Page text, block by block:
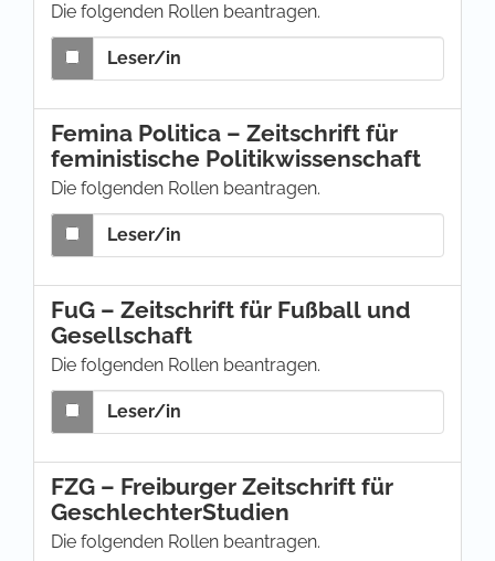
Die folgenden Rollen beantragen.
Leser/in
Femina Politica – Zeitschrift für
feministische Politikwissenschaft
Die folgenden Rollen beantragen.
Leser/in
FuG – Zeitschrift für Fußball und
Gesellschaft
Die folgenden Rollen beantragen.
Leser/in
FZG – Freiburger Zeitschrift für
GeschlechterStudien
Die folgenden Rollen beantragen.